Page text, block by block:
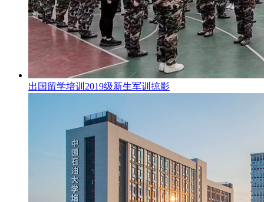
出国留学培训2019级新生军训掠影